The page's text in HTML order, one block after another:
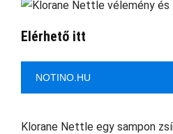
Elérhető itt
NOTINO.HU
Klorane Nettle egy sampon